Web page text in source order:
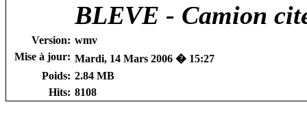
BLEVE - Camion
Version: wmv
Mise à jour: Mardi, 14 Mars 2006 � 15:27
Poids: 2.84 MB
Hits: 8108